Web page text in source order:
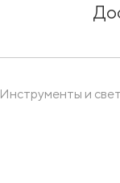
Инструменты и свет